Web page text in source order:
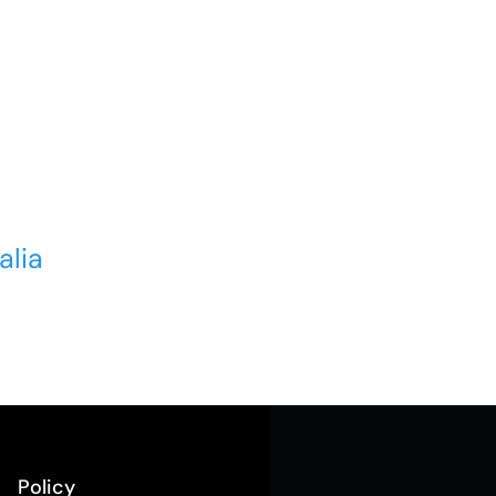
Policy